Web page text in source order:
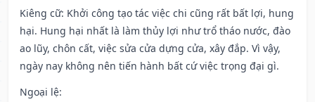
Kiêng cữ: Khởi công tạo tác việc chi cũng rất bất lợi, hung
hại. Hung hại nhất là làm thủy lợi như trổ tháo nước, đào
ao lũy, chôn cất, việc sửa cửa dựng cửa, xây đắp. Vì vậy,
ngày nay không nên tiến hành bất cứ việc trọng đại gì.
Ngoại lệ: